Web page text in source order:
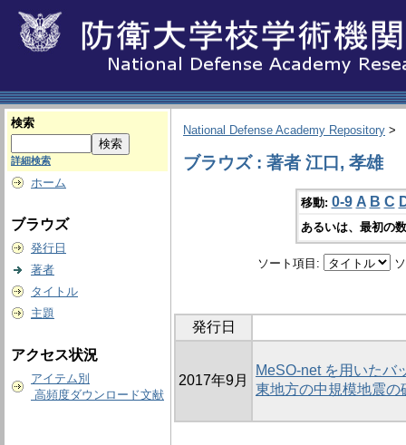
検索
詳細検索
ホーム
ブラウズ
発行日
著者
タイトル
主題
アクセス状況
アイテム別
高頻度ダウンロード文献
National Defense Academy Repository >
ブラウズ : 著者 江口, 孝雄
移動: 0-9 A B C
あるいは、最初の
ソート項目:
発行日
2017年9月
MeSO-net を用いたバ
東地方の中規模地震の